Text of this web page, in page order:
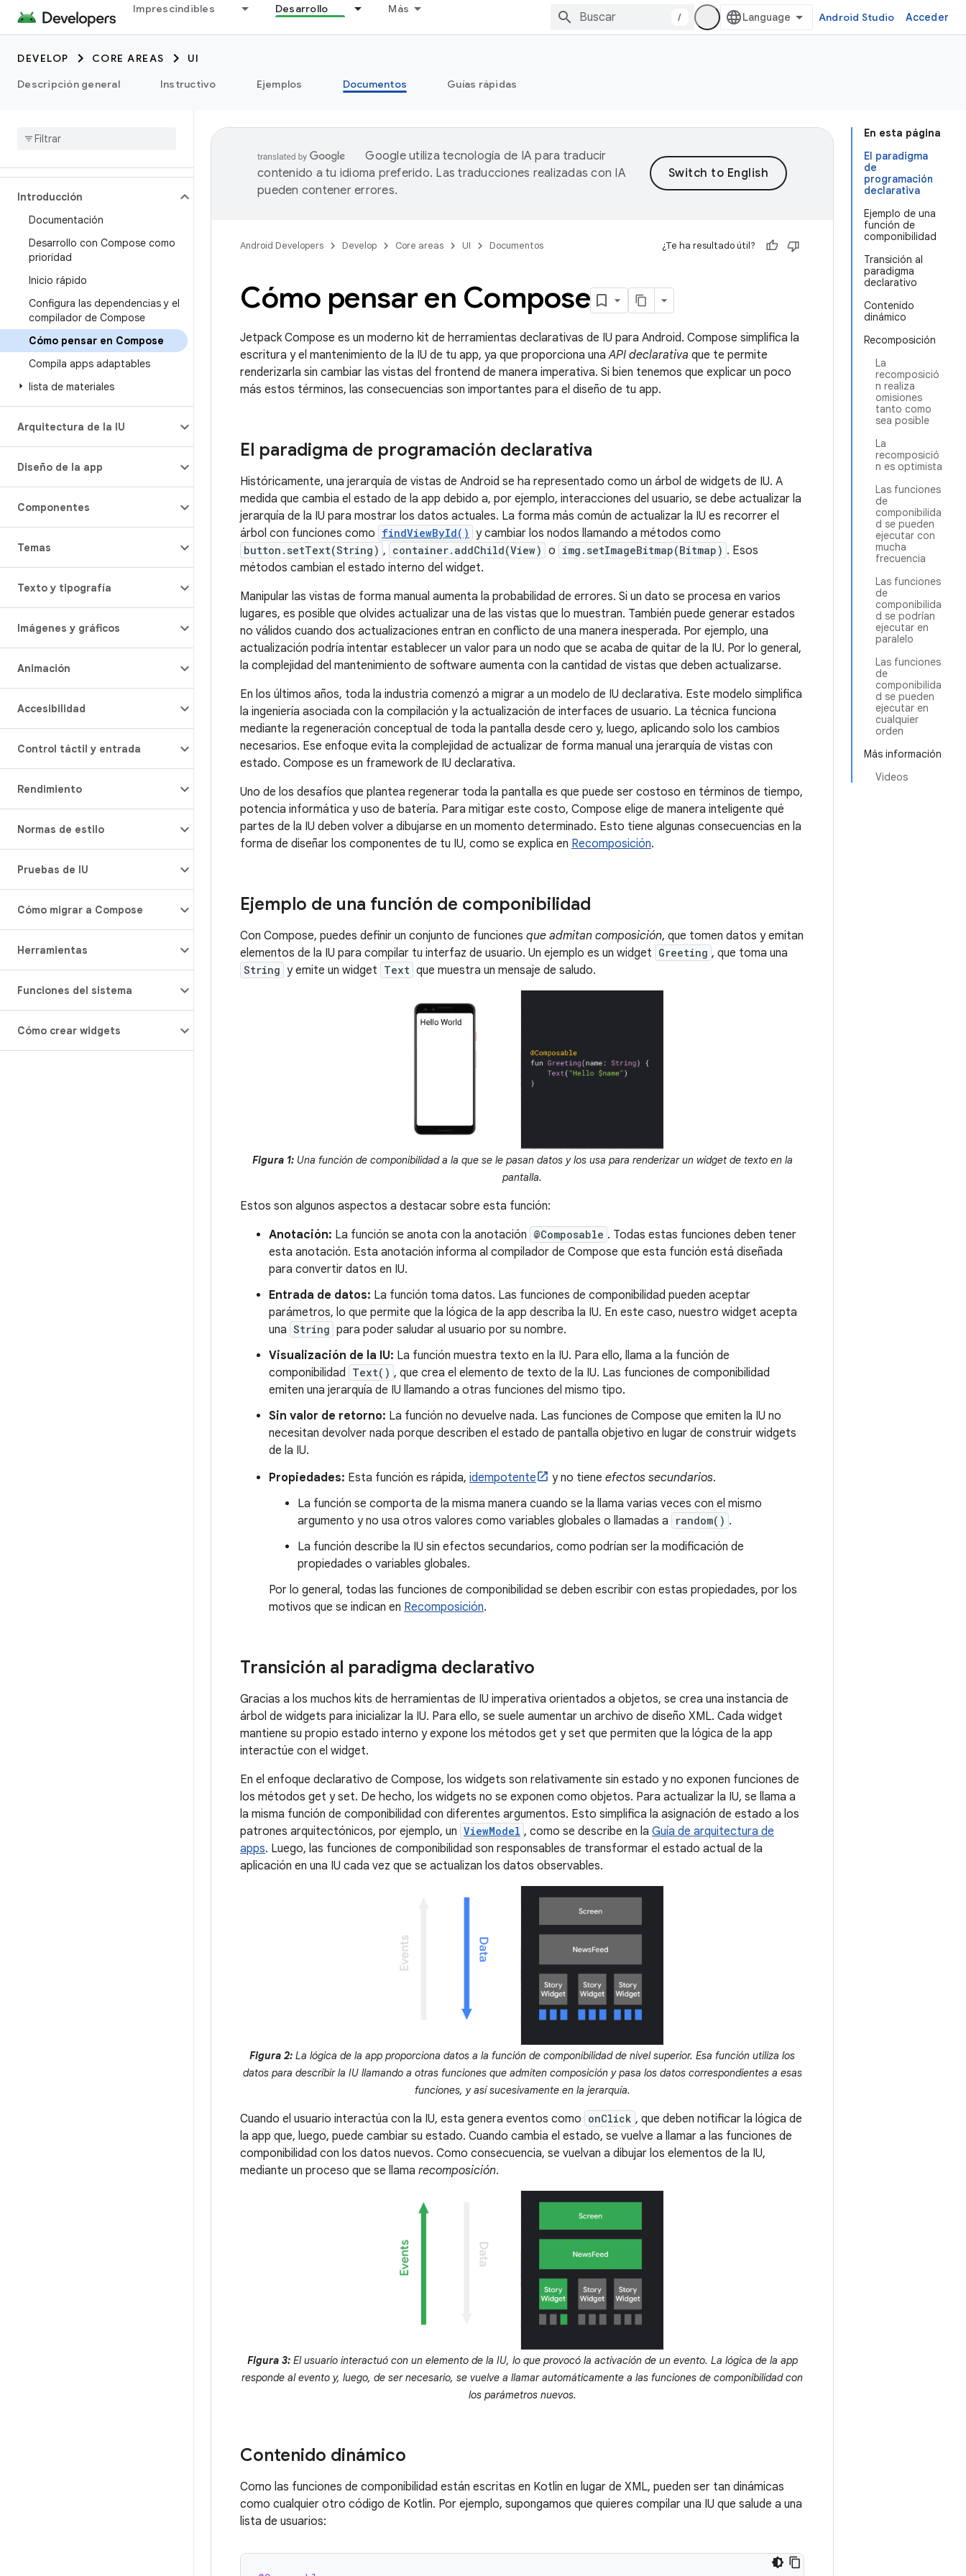
Imprescindibles Desarrollo Más
/ Android Studio Acceder
DEVELOP CORE AREAS
UI
Descripción general
Instructivo Ejemplos Documentos Guías rápidas
Introducción
Documentación
Desarrollo con Compose como
prioridad
Inicio rápido
Configura las dependencias y el
compilador de Compose
Cómo pensar en Compose
Compila apps adaptables
lista de materiales
Arquitectura de la IU
Diseño de la app
Componentes
Temas
Texto y tipografía
Imágenes y gráficos
Animación
Accesibilidad
Control táctil y entrada
Rendimiento
Normas de estilo
Pruebas de IU
Cómo migrar a Compose
Herramientas
Funciones del sistema
Cómo crear widgets
En esta página
El paradigma
de
programación
declarativa
Ejemplo de una
función de
componibilidad
Transición al
paradigma
declarativo
Contenido
dinámico
Recomposición
La
recomposició
n realiza
omisiones
tanto como
sea posible
La
recomposició
n es optimista
Las funciones
de
componibilida
d se pueden
ejecutar con
mucha
frecuencia
Las funciones
de
componibilida
d se podrían
ejecutar en
paralelo
Las funciones
de
componibilida
d se pueden
ejecutar en
cualquier
orden
Más información
Videos
Google utiliza tecnología de IA para traducir
contenido a tu idioma preferido. Las traducciones realizadas con IA
pueden contener errores.
Android Developers Develop Core areas UI Documentos ¿Te ha resultado útil?
Cómo pensar en Compose
Jetpack Compose es un moderno kit de herramientas declarativas de IU para Android. Compose simplifica la
escritura y el mantenimiento de la IU de tu app, ya que proporciona unaAPI declarativa que te permite
renderizarla sin cambiar las vistas del frontend de manera imperativa. Si bien tenemos que explicar un poco
más estos términos, las consecuencias son importantes para el diseño de tu app.
El paradigma de programación declarativa
Históricamente, una jerarquía de vistas de Android se ha representado como un árbol de widgets de IU. A
medida que cambia el estado de la app debido a, por ejemplo, interacciones del usuario, se debe actualizar la
jerarquía de la IU para mostrar los datos actuales. La forma más común de actualizar la IU es recorrer el
árbol con funciones como findViewById() y cambiar los nodos llamando a métodos como
button.setText(String) , container.addChild(View) o img.setImageBitmap(Bitmap) . Esos
métodos cambian el estado interno del widget.
Manipular las vistas de forma manual aumenta la probabilidad de errores. Si un dato se procesa en varios
lugares, es posible que olvides actualizar una de las vistas que lo muestran. También puede generar estados
no válidos cuando dos actualizaciones entran en conflicto de una manera inesperada. Por ejemplo, una
actualización podría intentar establecer un valor para un nodo que se acaba de quitar de la IU. Por lo general,
la complejidad del mantenimiento de software aumenta con la cantidad de vistas que deben actualizarse.
En los últimos años, toda la industria comenzó a migrar a un modelo de IU declarativa. Este modelo simplifica
la ingeniería asociada con la compilación y la actualización de interfaces de usuario. La técnica funciona
mediante la regeneración conceptual de toda la pantalla desde cero y, luego, aplicando solo los cambios
necesarios. Ese enfoque evita la complejidad de actualizar de forma manual una jerarquía de vistas con
estado. Compose es un framework de IU declarativa.
Uno de los desafíos que plantea regenerar toda la pantalla es que puede ser costoso en términos de tiempo,
potencia informática y uso de batería. Para mitigar este costo, Compose elige de manera inteligente qué
partes de la IU deben volver a dibujarse en un momento determinado. Esto tiene algunas consecuencias en la
forma de diseñar los componentes de tu IU, como se explica en Recomposición.
Ejemplo de una función de componibilidad
Con Compose, puedes definir un conjunto de funciones que admitan composición, que tomen datos y emitan
elementos de la IU para compilar tu interfaz de usuario. Un ejemplo es un widget Greeting , que toma una
String y emite un widget Text que muestra un mensaje de saludo.
Figura 1:Una función de componibilidad a la que se le pasan datos y los usa para renderizar un widget de texto en la
pantalla.
Estos son algunos aspectos a destacar sobre esta función:
Anotación: La función se anota con la anotación @Composable . Todas estas funciones deben tener
esta anotación. Esta anotación informa al compilador de Compose que esta función está diseñada
para convertir datos en IU.
Entrada de datos: La función toma datos. Las funciones de componibilidad pueden aceptar
parámetros, lo que permite que la lógica de la app describa la IU. En este caso, nuestro widget acepta
una String para poder saludar al usuario por su nombre.
Visualización de la IU: La función muestra texto en la IU. Para ello, llama a la función de
componibilidad
Text() , que crea el elemento de texto de la IU. Las funciones de componibilidad
emiten una jerarquía de IU llamando a otras funciones del mismo tipo.
Sin valor de retorno: La función no devuelve nada. Las funciones de Compose que emiten la IU no
necesitan devolver nada porque describen el estado de pantalla objetivo en lugar de construir widgets
de la IU.
Propiedades: Esta función es rápida, idempotente y no tiene efectos secundarios.
La función se comporta de la misma manera cuando se la llama varias veces con el mismo
argumento y no usa otros valores como variables globales o llamadas a
random() .
La función describe la IU sin efectos secundarios, como podrían ser la modificación de
propiedades o variables globales.
Por lo general, todas las funciones de componibilidad se deben escribir con estas propiedades, por los
motivos que se indican en Recomposición.
Transición al paradigma declarativo
Gracias a los muchos kits de herramientas de IU imperativa orientados a objetos, se crea una instancia de
árbol de widgets para inicializar la IU. Para ello, se suele aumentar un archivo de diseño XML. Cada widget
mantiene su propio estado interno y expone los métodos get y set que permiten que la lógica de la app
interactúe con el widget.
En el enfoque declarativo de Compose, los widgets son relativamente sin estado y no exponen funciones de
los métodos get y set. De hecho, los widgets no se exponen como objetos. Para actualizar la IU, se llama a
la misma función de componibilidad con diferentes argumentos. Esto simplifica la asignación de estado a los
patrones arquitectónicos, por ejemplo, un ViewModel , como se describe en la Guía de arquitectura de
apps. Luego, las funciones de componibilidad son responsables de transformar el estado actual de la
aplicación en una IU cada vez que se actualizan los datos observables.
Figura 2: La lógica de la app proporciona datos a la función de componibilidad de nivel superior. Esa función utiliza los
datos para describir la IU llamando a otras funciones que admiten composición y pasa los datos correspondientes a esas
funciones, y así sucesivamente en la jerarquía.
Cuando el usuario interactúa con la IU, esta genera eventos como onClick , que deben notificar la lógica de
la app que, luego, puede cambiar su estado. Cuando cambia el estado, se vuelve a llamar a las funciones de
componibilidad con los datos nuevos. Como consecuencia, se vuelvan a dibujar los elementos de la IU,
mediante un proceso que se llama recomposición.
Figura 3:El usuario interactuó con un elemento de la IU, lo que provocó la activación de un evento. La lógica de la app
responde al evento y, luego, de ser necesario, se vuelve a llamar automáticamente a las funciones de componibilidad con
los parámetros nuevos.
Contenido dinámico
Como las funciones de componibilidad están escritas en Kotlin en lugar de XML, pueden ser tan dinámicas
como cualquier otro código de Kotlin. Por ejemplo, supongamos que quieres compilar una IU que salude a una
lista de usuarios: